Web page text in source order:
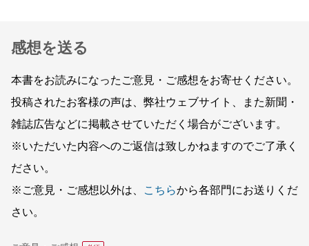
感想を送る
本書をお読みになったご意見・ご感想をお寄せください。
投稿されたお客様の声は、弊社ウェブサイト、また新聞・
雑誌広告などに掲載させていただく場合がございます。
※いただいた内容へのご返信は致しかねますのでご了承く
ださい。
※ご意見・ご感想以外は、
こちらから各部門にお送りくだ
さい。